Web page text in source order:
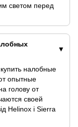
светом перед
налобные
опытные
голову от
своей
Helinox і Sierra